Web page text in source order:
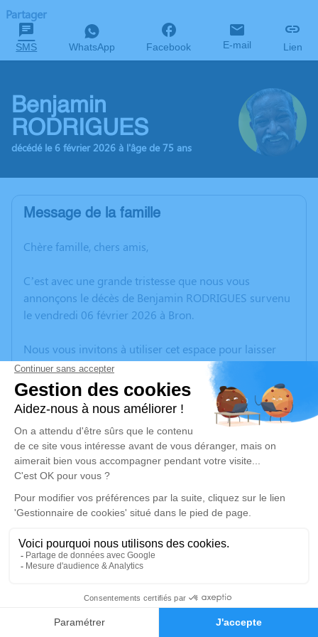
Faire-part Hommages
Partager
SMS WhatsApp Facebook E-mail Lien
Benjamin
RODRIGUES
décédé le 6 février 2026 à l'âge de 75 ans
Message de la famille
Chère famille, chers amis,
C’est avec une grande tristesse que nous vous
annonçons le décès de Benjamin RODRIGUES survenu
le vendredi 06 février 2026 à Bron.
Nous vous invitons à utiliser cet espace pour laisser
vos condoléances, partager des photos souvenirs, une
anecdote ou exprimer vos pensées à travers des
poèmes ou des textes. Cet endroit est un lieu
d'expression dédié à honorer la mémoire de Benjamin
RODRIGUES.
Un service de plantation d’arbre hommage est
disponible ici.
Je rends hommage
Cérémonie religieuse
L’église de Saint-Just-Chaleyssin
38540 Saint-Just-Chaleyssin